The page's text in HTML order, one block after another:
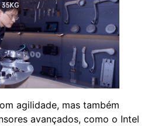
agilidade, mas também
avançados, como o Intel